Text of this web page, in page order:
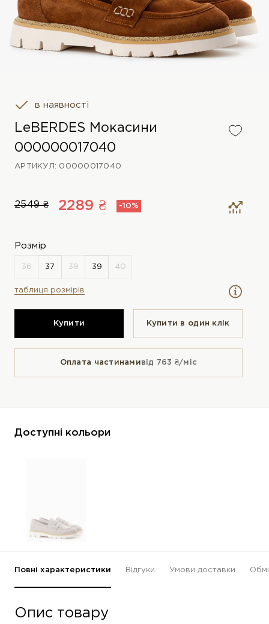
в наявності
LeBERDES Мокасини
000000017040
АРТИКУЛ: 00000017040
2549 ₴ 2289 ₴ -10%
Розмір
таблиця розмірів
Купити Купити в один клiк
Оплата частинамивід 763 ₴/міс
Доступні кольори
Повні характеристики Відгуки Умови доставки
Опис товару